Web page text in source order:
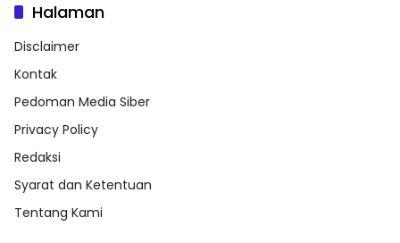
Halaman
Disclaimer
Kontak
Pedoman Media Siber
Privacy Policy
Redaksi
Syarat dan Ketentuan
Tentang Kami